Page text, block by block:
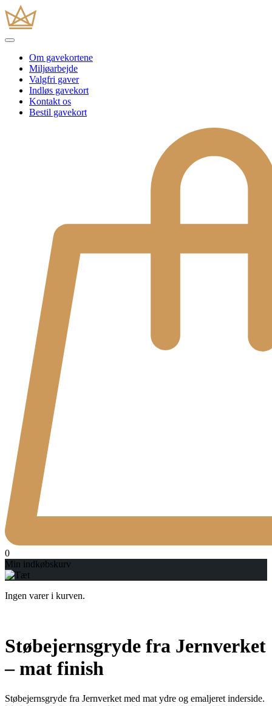
Om gavekortene
Miljøarbejde
Valgfri gaver
Indløs gavekort
Kontakt os
Bestil gavekort
0
Min indkøbskurv
Ingen varer i kurven.
Støbejernsgryde fra Jernverket
– mat finish
Støbejernsgryde fra Jernverket med mat ydre og emaljeret inderside.